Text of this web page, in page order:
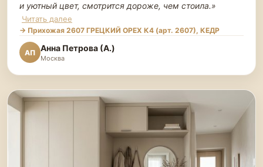
и уютный цвет, смотрится дороже, чем стоила.»
Читать далее
→ Прихожая 2607 ГРЕЦКИЙ ОРЕХ К4 (арт. 2607), КЕДР
АП Анна Петрова (А.)
Москва